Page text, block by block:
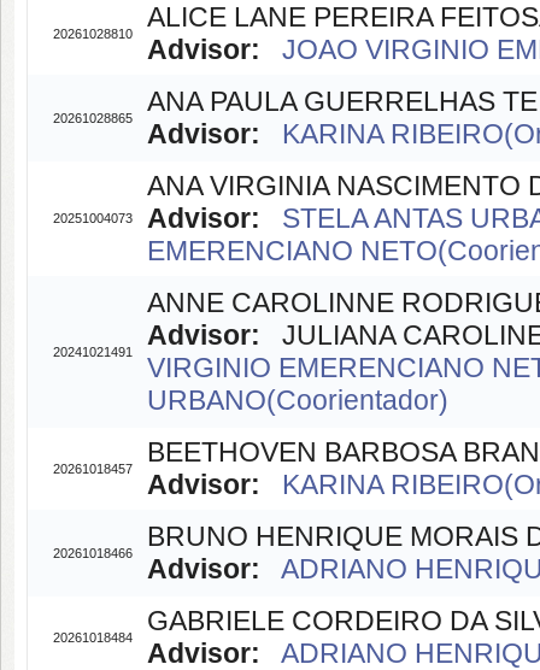
20261028810
ALICE LANE PEREIRA
Advisor:
JOAO VIRGINIO
20261028865
ANA PAULA GUERRELHAS
Advisor:
KARINA
20251004073
ANA VIRGINIA NASCIMENTO
Advisor:
STELA ANTAS
EMERENCIANO
20241021491
ANNE CAROLINNE
Advisor: JULIANA
VIRGINIO EMERENCIANO
URBANO(Coorientador)
20261018457
BEETHOVEN BARBOSA
Advisor:
KARINA
20261018466
BRUNO HENRIQUE MORAIS
Advisor:
ADRIANO
20261018484
GABRIELE CORDEIRO DA
Advisor:
ADRIANO